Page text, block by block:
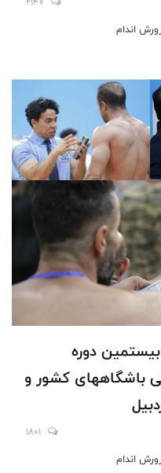
اندام
دوره
باشگاههای کشور و
1801
اندام